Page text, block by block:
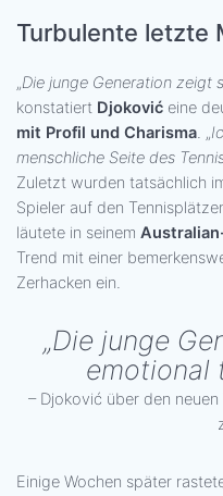
Turbulente letzte
„Die junge Generation zeigt
konstatiert Djoković eine
mit Profil und Charisma. „
menschliche Seite des
Zuletzt wurden tatsächlich
Spieler auf den
läutete in seinem
Trend mit einer
Zerhacken ein.
„Die junge
emotional
– Djoković über den
Einige Wochen später